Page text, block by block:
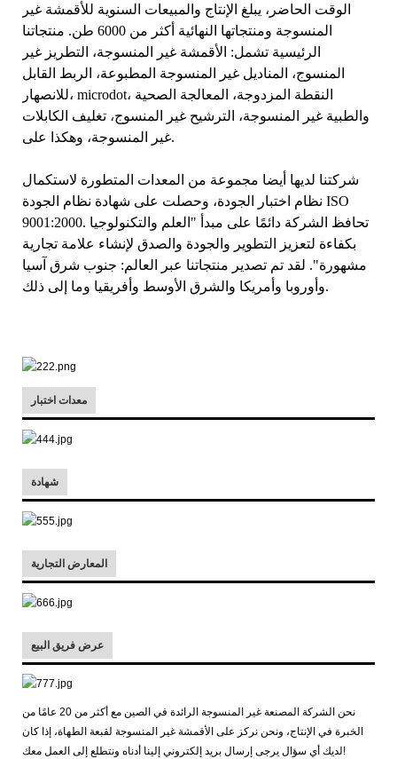
الوقت الحاضر، يبلغ الإنتاج والمبيعات السنوية للأقمشة غير
المنسوجة ومنتجاتها النهائية أكثر من 6000 طن. منتجاتنا
الرئيسية تشمل: الأقمشة غير المنسوجة، التطريز غير
المنسوج، المناديل غير المنسوجة المطبوعة، الربط القابل
للانصهار، microdot، النقطة المزدوجة، المعالجة الصحية
والطبية غير المنسوجة، الترشيح غير المنسوج، تغليف الكابلات
غير المنسوجة، وهكذا على.
شركتنا لديها أيضا مجموعة من المعدات المتطورة لاستكمال
نظام اختبار الجودة، وحصلت على شهادة نظام الجودة ISO
9001:2000. تحافظ الشركة دائمًا على مبدأ "العلم والتكنولوجيا
بكفاءة لتعزيز التطوير والجودة والصدق لإنشاء علامة تجارية
مشهورة". لقد تم تصدير منتجاتنا عبر العالم: جنوب شرق آسيا
وأوروبا وأمريكا والشرق الأوسط وأفريقيا وما إلى ذلك.
معدات اختبار
شهادة
المعارض التجارية
عرض فريق البيع
نحن الشركة المصنعة غير المنسوجة الرائدة في الصين مع أكثر من 20 عامًا من
الخبرة في الإنتاج، ونحن نركز على الأقمشة غير المنسوجة لقبعة الطهاة، إذا كان
لديك أي سؤال يرجى إرسال بريد إلكتروني إلينا أدناه ونتطلع إلى العمل معك!